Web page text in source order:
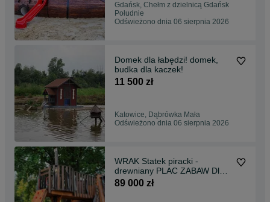
Gdańsk, Chełm z dzielnicą Gdańsk
Południe
Odświeżono dnia 06 sierpnia 2026
Domek dla łabędzi! domek,
budka dla kaczek!
11 500 zł
Katowice, Dąbrówka Mała
Odświeżono dnia 06 sierpnia 2026
WRAK Statek piracki -
drewniany PLAC ZABAW Dla
dzieci!- PZ23
89 000 zł